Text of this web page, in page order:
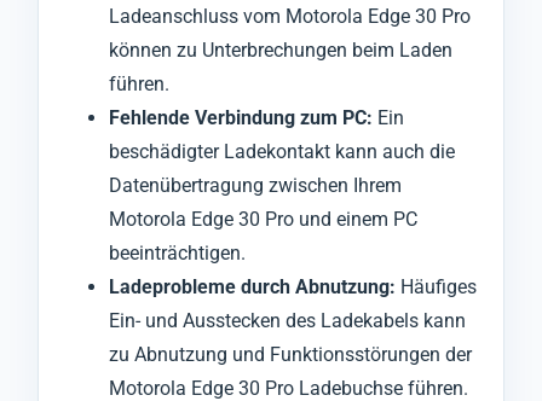
Ladeanschluss vom Motorola Edge 30 Pro
können zu Unterbrechungen beim Laden
führen.
Fehlende Verbindung zum PC: Ein
beschädigter Ladekontakt kann auch die
Datenübertragung zwischen Ihrem
Motorola Edge 30 Pro und einem PC
beeinträchtigen.
Ladeprobleme durch Abnutzung: Häufiges
Ein- und Ausstecken des Ladekabels kann
zu Abnutzung und Funktionsstörungen der
Motorola Edge 30 Pro Ladebuchse führen.